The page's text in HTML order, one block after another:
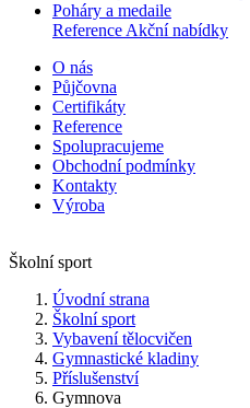
Poháry a medaile
Reference Akční nabídky
O nás
Půjčovna
Certifikáty
Reference
Spolupracujeme
Obchodní podmínky
Kontakty
Výroba
Školní sport
Úvodní strana
Školní sport
Vybavení tělocvičen
Gymnastické kladiny
Příslušenství
Gymnova